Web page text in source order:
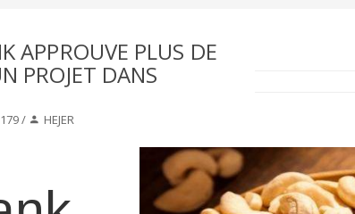
UNE SECTION
APPROUVE PLUS DE
PROJET DANS
/ HEJER